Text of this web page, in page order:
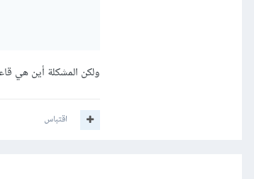
ولكن المشكلة أين هي
اقتباس